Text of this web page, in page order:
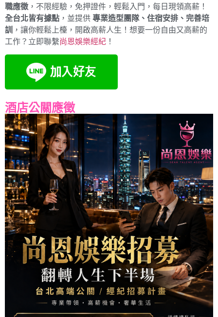
職應徵 ，不限經驗，免押證件，輕鬆入門，每日現領高薪！
全台北皆有據點 ，並提供 專業造型團隊、住宿安排、完善培
訓
，讓你輕鬆上檯，開啟高薪人生！想要一份自由又高薪的
工作？立即聯繫尚恩娛樂經紀 ！
酒店公關應徵